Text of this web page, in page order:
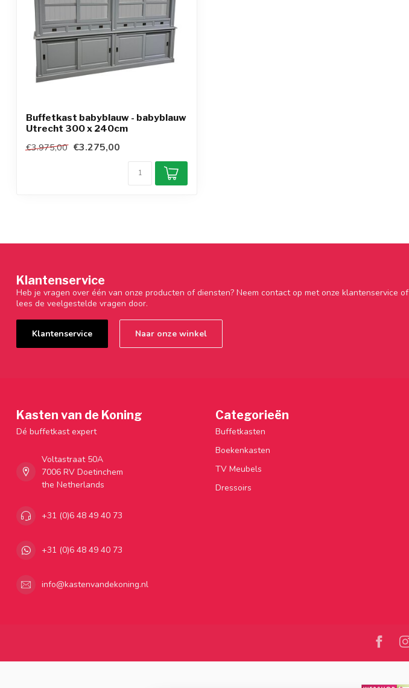
Buffetkast babyblauw - babyblauw
Utrecht 300 x 240cm
€3.975,00 €3.275,00
Klantenservice
Heb je vragen over één van onze producten of diensten? Neem contact op met onze klantenservice of
lees de veelgestelde vragen door.
Klantenservice Naar onze winkel
Kasten van de Koning
Dé buffetkast expert
Voltastraat 50A
7006 RV Doetinchem
the Netherlands
+31 (0)6 48 49 40 73
+31 (0)6 48 49 40 73
info@kastenvandekoning.nl
Categorieën
Buffetkasten
Boekenkasten
TV Meubels
Dressoirs